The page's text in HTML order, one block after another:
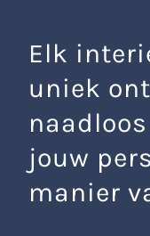
Elk
uniek
jouw
manier